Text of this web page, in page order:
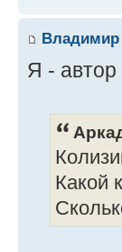
Владимир
Я -
Какой